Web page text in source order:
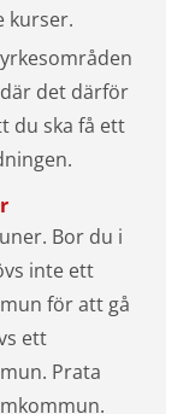
kurser.
det därför
du ska få ett
Bor du i
inte ett
för att gå
ett
Prata